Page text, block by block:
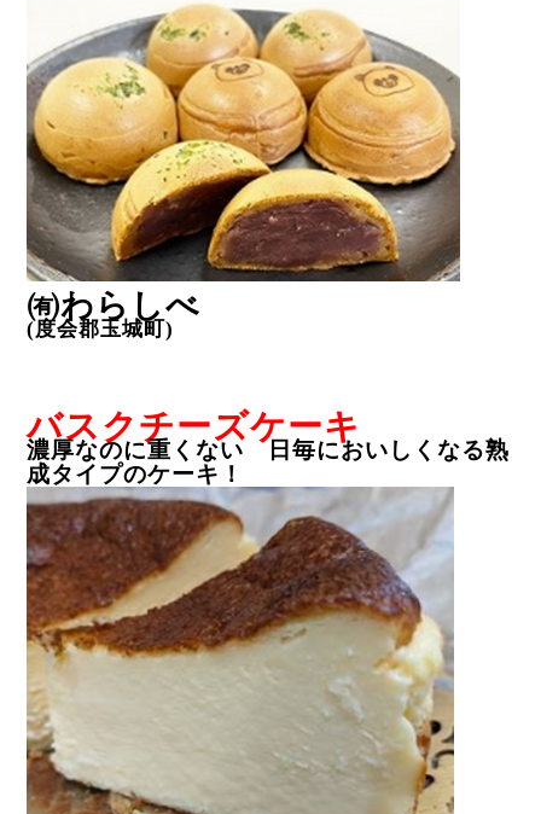
㈲わらしべ
(度会郡玉城町)
バスクチーズケーキ
濃厚なのに重くない 日毎においしくなる熟
成タイプのケーキ！